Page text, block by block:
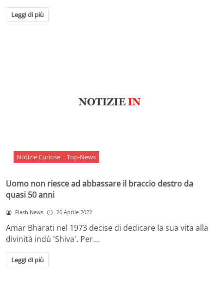
Leggi di più
Notizie Curiose Top-News
Uomo non riesce ad abbassare il braccio destro da
quasi 50 anni
Flash News 26 Aprile 2022
Amar Bharati nel 1973 decise di dedicare la sua vita alla
divinità indù 'Shiva'. Per…
Leggi di più